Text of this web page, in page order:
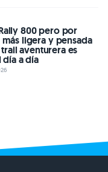
800 pero por
ligera y pensada
aventurera es
a día